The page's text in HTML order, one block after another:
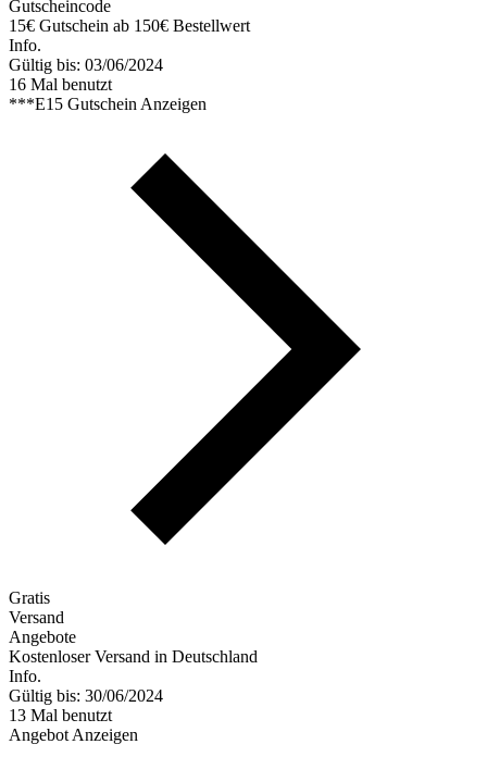
Gutscheincode
15€ Gutschein ab 150€ Bestellwert
Info.
Gültig bis: 03/06/2024
16 Mal benutzt
***E15 Gutschein Anzeigen
Gratis
Versand
Angebote
Kostenloser Versand in Deutschland
Info.
Gültig bis: 30/06/2024
13 Mal benutzt
Angebot Anzeigen